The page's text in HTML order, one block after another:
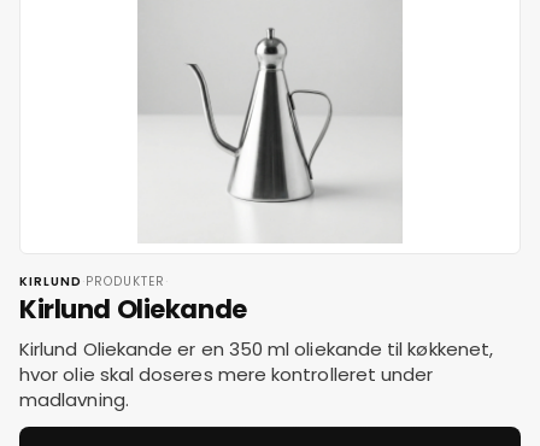
KIRLUND ·PRODUKTER ·
Kirlund Oliekande
Kirlund Oliekande er en 350 ml oliekande til køkkenet,
hvor olie skal doseres mere kontrolleret under
madlavning.